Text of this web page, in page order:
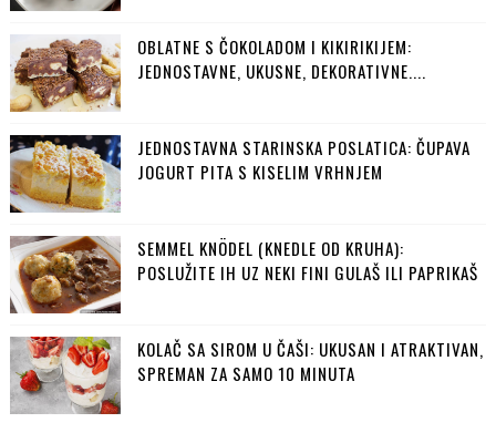
OBLATNE S ČOKOLADOM I KIKIRIKIJEM:
JEDNOSTAVNE, UKUSNE, DEKORATIVNE....
JEDNOSTAVNA STARINSKA POSLATICA: ČUPAVA
JOGURT PITA S KISELIM VRHNJEM
SEMMEL KNÖDEL (KNEDLE OD KRUHA):
POSLUŽITE IH UZ NEKI FINI GULAŠ ILI PAPRIKAŠ
KOLAČ SA SIROM U ČAŠI: UKUSAN I ATRAKTIVAN,
SPREMAN ZA SAMO 10 MINUTA